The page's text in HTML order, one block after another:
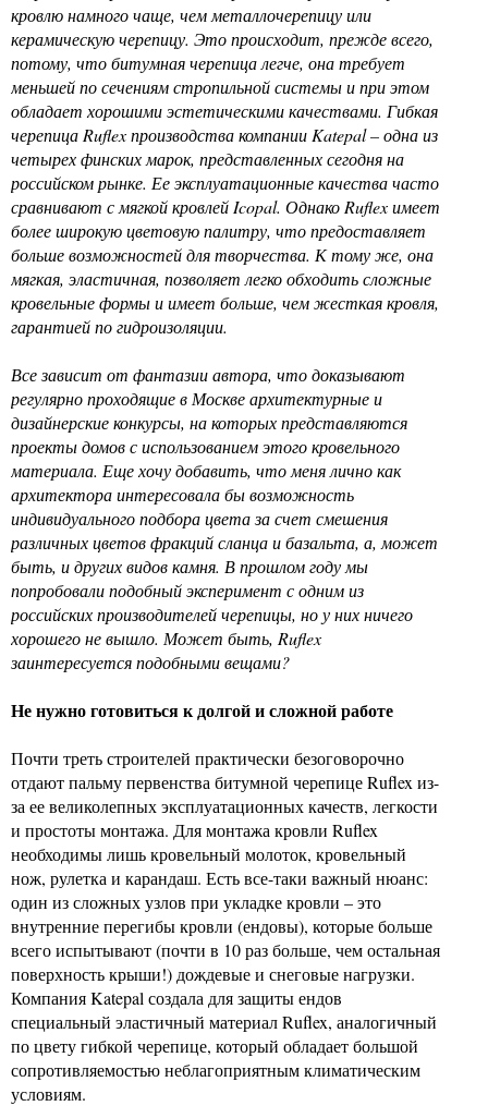
кровлю намного чаще, чем металлочерепицу или
керамическую черепицу. Это происходит, прежде всего,
потому, что битумная черепица легче, она требует
меньшей по сечениям стропильной системы и при этом
обладает хорошими эстетическими качествами. Гибкая
черепица Ruflex производства компании Katepal – одна из
четырех финских марок, представленных сегодня на
российском рынке. Ее эксплуатационные качества часто
сравнивают с мягкой кровлей Icopal. Однако Ruflex имеет
более широкую цветовую палитру, что предоставляет
больше возможностей для творчества. К тому же, она
мягкая, эластичная, позволяет легко обходить сложные
кровельные формы и имеет больше, чем жесткая кровля,
гарантией по гидроизоляции.
Все зависит от фантазии автора, что доказывают
регулярно проходящие в Москве архитектурные и
дизайнерские конкурсы, на которых представляются
проекты домов с использованием этого кровельного
материала. Еще хочу добавить, что меня лично как
архитектора интересовала бы возможность
индивидуального подбора цвета за счет смешения
различных цветов фракций сланца и базальта, а, может
быть, и других видов камня. В прошлом году мы
попробовали подобный эксперимент с одним из
российских производителей черепицы, но у них ничего
хорошего не вышло. Может быть, Ruflex
заинтересуется подобными вещами?
Не нужно готовиться к долгой и сложной работе
Почти треть строителей практически безоговорочно
отдают пальму первенства битумной черепице Ruflex из-
за ее великолепных эксплуатационных качеств, легкости
и простоты монтажа. Для монтажа кровли Ruflex
необходимы лишь кровельный молоток, кровельный
нож, рулетка и карандаш. Есть все-таки важный нюанс:
один из сложных узлов при укладке кровли – это
внутренние перегибы кровли (ендовы), которые больше
всего испытывают (почти в 10 раз больше, чем остальная
поверхность крыши!) дождевые и снеговые нагрузки.
Компания Katepal создала для защиты ендов
специальный эластичный материал Ruflex, аналогичный
по цвету гибкой черепице, который обладает большой
сопротивляемостью неблагоприятным климатическим
условиям.